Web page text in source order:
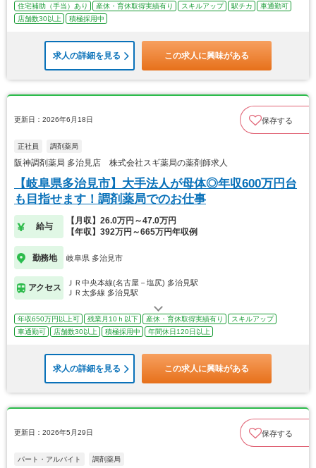
住宅補助（手当）あり 産休・育休取得実績有り スキルアップ 駅チカ
車通勤可
店舗数30以上
積極採用中
求人の詳細を見る この求人に興味がある
更新日：2026年6月18日 保存する
正社員 調剤薬局
阪神調剤薬局 多治見店 株式会社スギ薬局の薬剤師求人
【岐阜県多治見市】大手法人が母体◎年収600万円台
も目指せます！調剤薬局でのお仕事
給与
【月収】26.0万円～47.0万円
【年収】392万円～665万円年収例
勤務地 岐阜県 多治見市
アクセス
ＪＲ中央本線(名古屋－塩尻) 多治見駅
ＪＲ太多線 多治見駅
年収650万円以上可 残業月10ｈ以下 産休・育休取得実績有り
スキルアップ
車通勤可
店舗数30以上 積極採用中 年間休日120日以上
求人の詳細を見る この求人に興味がある
更新日：2026年5月29日 保存する
パート・アルバイト 調剤薬局